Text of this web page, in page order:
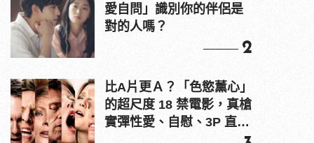
愛自問」識別你的伴侶是
對的人嗎？
2
比A片更Ａ？「色慾薰心」
的超尺度 18 禁電影，真槍
實彈性愛、自慰、3P 直接